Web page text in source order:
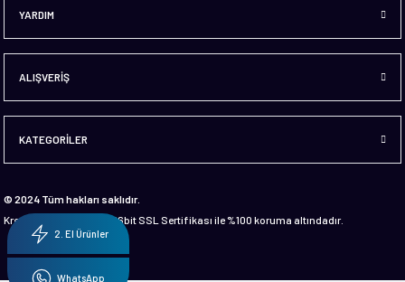
YARDIM
ALIŞVERİŞ
KATEGORİLER
© 2024 Tüm hakları saklıdır.
Kredi kartı bilgileriniz 256bit SSL Sertifikası ile %100 koruma altındadır.
2. El Ürünler
WhatsApp